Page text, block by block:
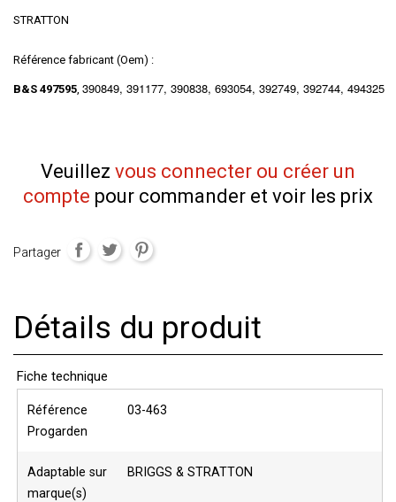
STRATTON
Référence fabricant (Oem) :
B&S 497595, 390849, 391177, 390838, 693054, 392749, 392744, 494325
Veuillez vous connecter ou créer un
compte pour commander et voir les prix
Partager
Détails du produit
Fiche technique
Référence
Progarden
03-463
Adaptable sur
marque(s)
BRIGGS & STRATTON